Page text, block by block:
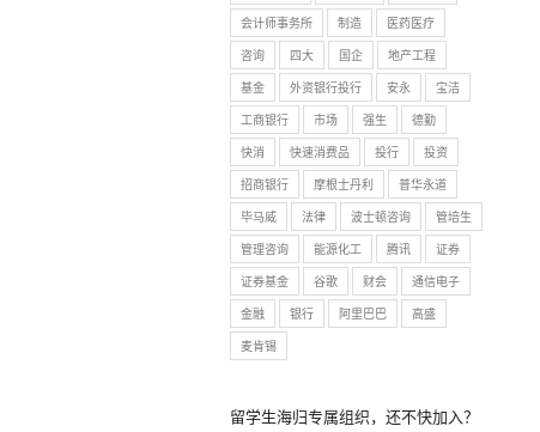
会计师事务所
制造
医药医疗
咨询
四大 国企
地产工程
基金
外资银行投行 安永
宝洁
工商银行
市场 强生
德勤
快消
快速消费品 投行
投资
招商银行
摩根士丹利
普华永道
毕马威
法律 波士顿咨询
管培生
管理咨询
能源化工 腾讯
证券
证券基金
谷歌 财会
通信电子
金融
银行 阿里巴巴
高盛
麦肯锡
留学生海归专属组织，还不快加入？